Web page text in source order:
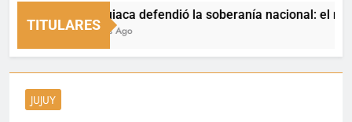
TITULARES
La Quiaca defendió la soberanía nacional: el
9 Horas Ago
JUJUY